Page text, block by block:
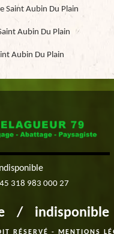
Saint Aubin Du Plain
Aubin Du Plain
Aubin Du Plain
318 983 000 27
/ indisponible
RÉSERVÉ - MENTIONS